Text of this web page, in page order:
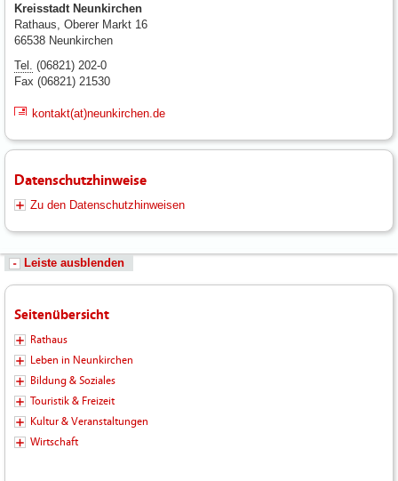
Kreisstadt Neunkirchen
Rathaus, Oberer Markt 16
66538 Neunkirchen
Tel. (06821) 202-0
Fax (06821) 21530
kontakt(at)neunkirchen.de
Datenschutzhinweise
Zu den Datenschutzhinweisen
Leiste ausblenden
Seitenübersicht
Rathaus
Leben in Neunkirchen
Bildung & Soziales
Touristik & Freizeit
Kultur & Veranstaltungen
Wirtschaft